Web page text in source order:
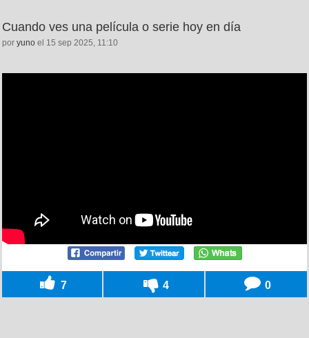
Cuando ves una película o serie hoy en día
por yuno el 15 sep 2025, 11:10
7 4 0